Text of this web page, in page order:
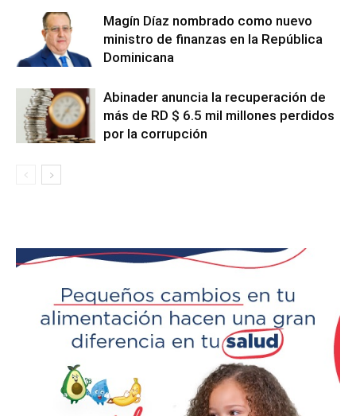
Magín Díaz nombrado como nuevo
ministro de finanzas en la República
Dominicana
Abinader anuncia la recuperación de
más de RD $ 6.5 mil millones perdidos
por la corrupción